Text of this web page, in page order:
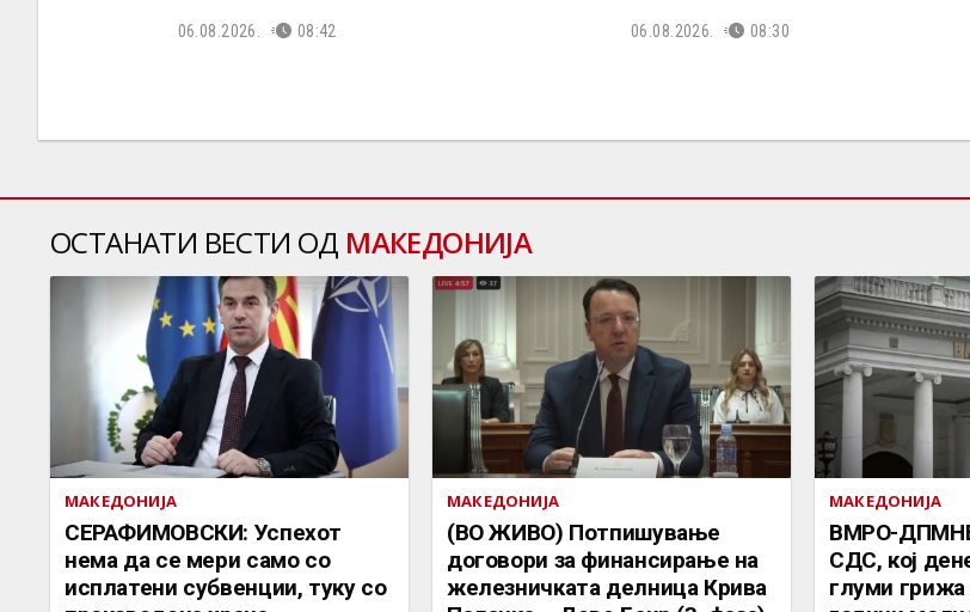
06.08.2026. 08:42 06.08.2026. 08:30
ОСТАНАТИ ВЕСТИ ОД МАКЕДОНИЈА
МАКЕДОНИЈА
СЕРАФИМОВСКИ: Успехот
нема да се мери само со
исплатени субвенции, туку со
МАКЕДОНИЈА
(ВО ЖИВО) Потпишување
договори за финансирање на
железничката делница Крива
МАКЕДОНИЈА
ВМРО-
СДС, кој
глуми грижа